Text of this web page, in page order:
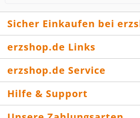
Sicher Einkaufen bei
erzshop.de Links
erzshop.de Service
Hilfe & Support